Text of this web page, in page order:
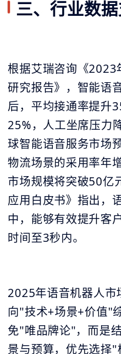
三、行业数
根据艾瑞咨询《2023
研究报告》，智能语
后，平均接通率提升
25%，人工坐席压力
球智能语音服务市场
物流场景的采用率年
市场规模将突破50亿
应用白皮书》指出，
中，能够有效提升客
时间至3秒内。
2025年语音机器人
向"技术+场景+价值"
免"唯品牌论"，而是
景与预算，优先选择